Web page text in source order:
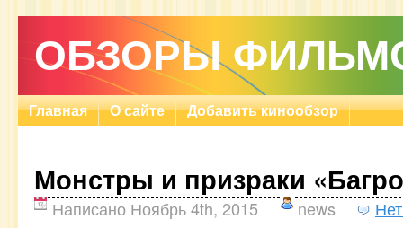
ОБЗОРЫ
Главная О сайте Добавить кинообзор
Монстры и призраки
Написано Ноябрь 4th, 2015 news